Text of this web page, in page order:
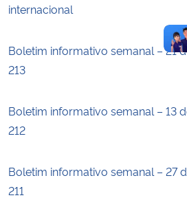
Gabinete de Segurança Institucional
Advocacia-Geral da União
Planalto
internacional
Boletim informativo semanal – 21
213
Boletim informativo semanal – 13
212
Boletim informativo semanal – 27
211